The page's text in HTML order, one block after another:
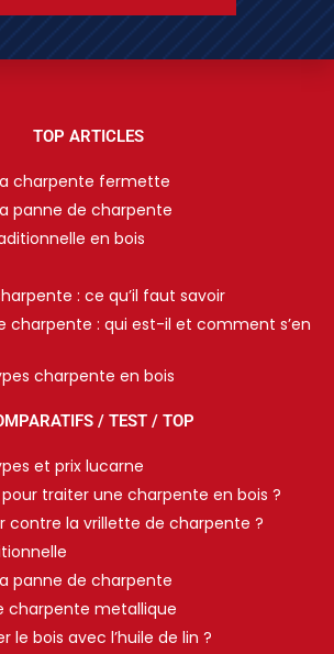
TOP ARTICLES
charpente fermette
panne de charpente
en bois
: ce qu’il faut savoir
charpente : qui est-il et comment s’en
charpente en bois
/ TEST / TOP
et prix lucarne
traiter une charpente en bois ?
la vrillette de charpente ?
panne de charpente
charpente metallique
bois avec l’huile de lin ?